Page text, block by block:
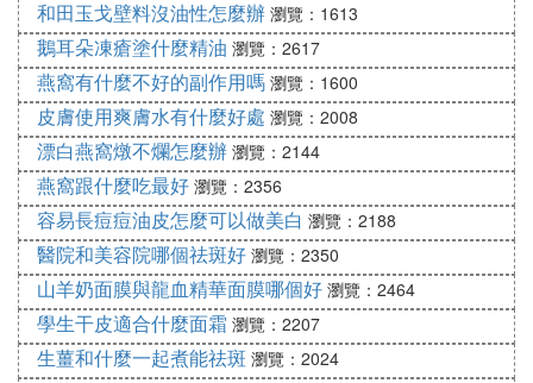
多關於美容機器的疑問，不妨查詢一下士兔巴的官
網，你或許會在那裡查到你想要的東西。
土巴兔在線免費為大家提供「各家裝修報價、1-4家
本地裝修公司、3套裝修設計方案」，還有裝修避坑
攻略！點擊此鏈接：【https://www.to8to.com/yezhu/
zxbj-cszy.php?to8to_from=seo__m_jiare&wb】，就
能免費領取哦~
⑶ e光祛斑效果如何
e光祛斑能治療雀斑等色素性皮膚科疾病以及抗衰
老，清除或減淡雀斑、老年斑、黃褐斑、鉛汞中毒等
各類色素；治療和改善暗瘡、結癤瘡、毛囊炎、酒齇
和田玉戈壁料沒油性怎麼辦 瀏覽：1613
鵝耳朵凍瘡塗什麼精油 瀏覽：2617
燕窩有什麼不好的副作用嗎 瀏覽：1600
皮膚使用爽膚水有什麼好處 瀏覽：2008
漂白燕窩燉不爛怎麼辦 瀏覽：2144
燕窩跟什麼吃最好 瀏覽：2356
容易長痘痘油皮怎麼可以做美白 瀏覽：2188
醫院和美容院哪個祛斑好 瀏覽：2350
山羊奶面膜與龍血精華面膜哪個好 瀏覽：2464
學生干皮適合什麼面霜 瀏覽：2207
生薑和什麼一起煮能祛斑 瀏覽：2024